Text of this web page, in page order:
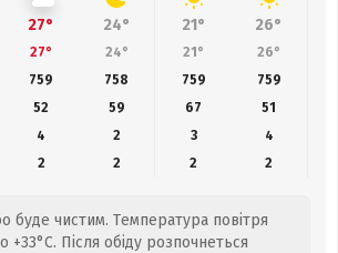
27° 24° 21° 26°
27° 24° 21° 26°
759
758 759 759
52
59 67 51
4
2 3
4
2
2 2 2
буде чистим. Температура повітря
+33°C. Після обіду розпочнеться